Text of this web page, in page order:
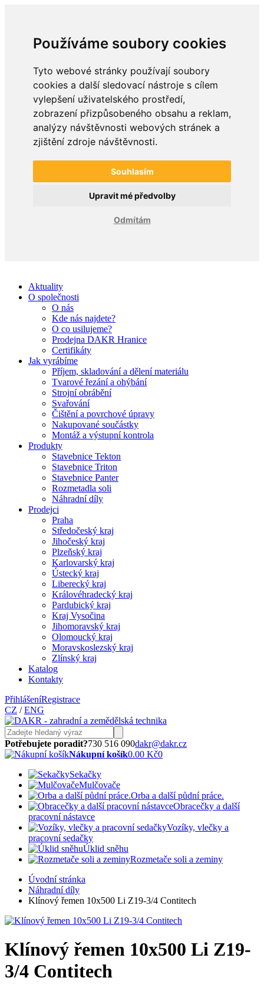
Používáme soubory cookies
Tyto webové stránky používají soubory
cookies a další sledovací nástroje s cílem
vylepšení uživatelského prostředí,
zobrazení přizpůsobeného obsahu a reklam,
analýzy návštěvnosti webových stránek a
zjištění zdroje návštěvnosti.
Souhlasím
Odmítám
Upravit mé předvolby
Aktuality
O společnosti
O nás
Kde nás najdete?
O co usilujeme?
Prodejna DAKR Hranice
Certifikáty
Jak vyrábíme
Příjem, skladování a dělení materiálu
Tvarové řezání a ohýbání
Strojní obrábění
Svařování
Čištění a povrchové úpravy
Nakupované součástky
Montáž a výstupní kontrola
Produkty
Stavebnice Tekton
Stavebnice Triton
Stavebnice Panter
Rozmetadla soli
Náhradní díly
Prodejci
Praha
Středočeský kraj
Jihočeský kraj
Plzeňský kraj
Karlovarský kraj
Ústecký kraj
Liberecký kraj
Královéhradecký kraj
Pardubický kraj
Kraj Vysočina
Jihomoravský kraj
Olomoucký kraj
Moravskoslezský kraj
Zlínský kraj
Katalog
Kontakty
PřihlášeníRegistrace
CZ /ENG
Potřebujete poradit?730 516 090dakr@dakr.cz
Nákupní košík0.00 Kč0
Sekačky
Mulčovače
Orba a další půdní práce.
Obracečky a další
pracovní nástavce
Vozíky, vlečky a
pracovní sedačky
Úklid sněhu
Rozmetače soli a zeminy
Úvodní stránka
Náhradní díly
Klínový řemen 10x500 Li Z19-3/4 Contitech
Klínový řemen 10x500 Li Z19-
3/4 Contitech